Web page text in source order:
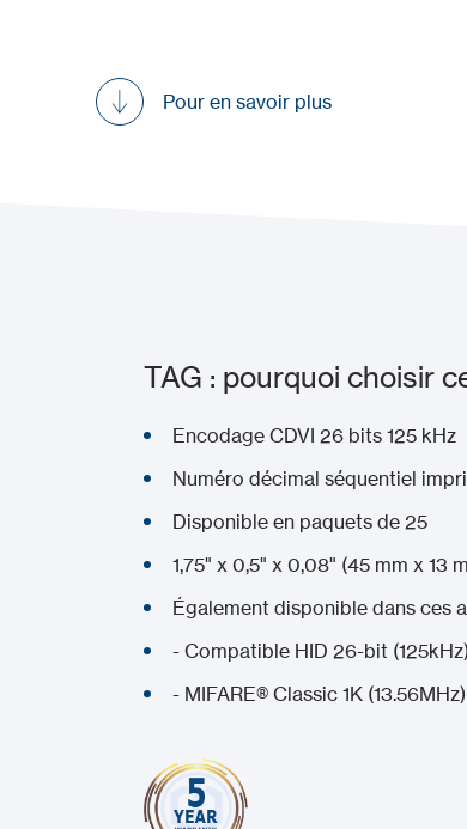
Pour en savoir plus
TAG : pourquoi choisir
Encodage CDVI 26 bits 125 kHz
Numéro décimal séquentiel
Disponible en paquets de 25
1,75" x 0,5" x 0,08" (45 mm x 13
Également disponible dans ces
- Compatible HID 26-bit
- MIFARE® Classic 1K